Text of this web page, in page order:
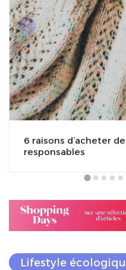
6 raisons d’acheter
responsables
Lifestyle